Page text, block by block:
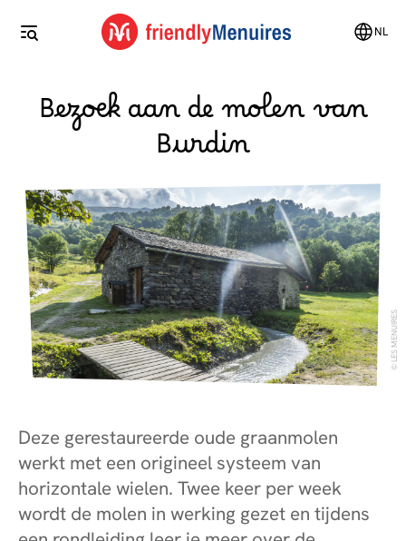
NL
Bezoek aan de molen van
Burdin
LES MENUIRES
Deze gerestaureerde oude graanmolen
werkt met een origineel systeem van
horizontale wielen. Twee keer per week
wordt de molen in werking gezet en tijdens